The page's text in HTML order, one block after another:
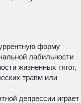
форму
лабильности
жизненных тягот,
травм или
депрессии играет